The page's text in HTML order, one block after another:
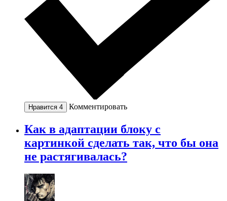
Нравится 4 Комментировать
Как в адаптации блоку с
картинкой сделать так, что бы она
не растягивалась?